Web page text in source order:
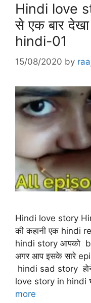
Hindi love
से एक बार
hindi-01
15/08/2020 by
Hindi love story
की कहानी एक hindi
hindi story आपको
अगर आप इसके सारे
hindi sad story
love story in hindi
more